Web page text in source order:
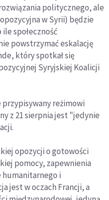
politycznego, ale
w Syrii) będzie
społeczność
powstrzymać eskalację
który spotkał się
Syryjskiej Koalicji
reżimowi
z 21 sierpnia jest "jedynie
opozycji o gotowości
pomocy, zapewnienia
i
jest w oczach Francji, a